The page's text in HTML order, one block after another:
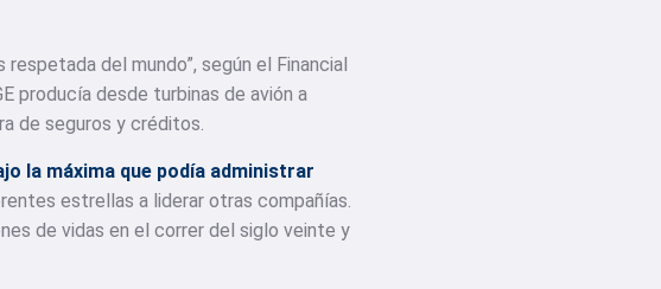
del mundo”, según el Financial
producía desde turbinas de avión a
de seguros y créditos.
la máxima que podía administrar
estrellas a liderar otras compañías.
de vidas en el correr del siglo veinte y